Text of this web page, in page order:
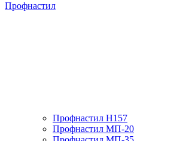
Профнастил
Профнастил H157
Профнастил МП-20